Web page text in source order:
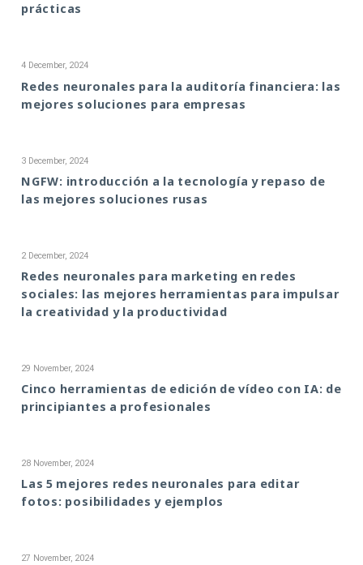
prácticas
4 December, 2024
Redes neuronales para la auditoría financiera: las
mejores soluciones para empresas
3 December, 2024
NGFW: introducción a la tecnología y repaso de
las mejores soluciones rusas
2 December, 2024
Redes neuronales para marketing en redes
sociales: las mejores herramientas para impulsar
la creatividad y la productividad
29 November, 2024
Cinco herramientas de edición de vídeo con IA: de
principiantes a profesionales
28 November, 2024
Las 5 mejores redes neuronales para editar
fotos: posibilidades y ejemplos
27 November, 2024